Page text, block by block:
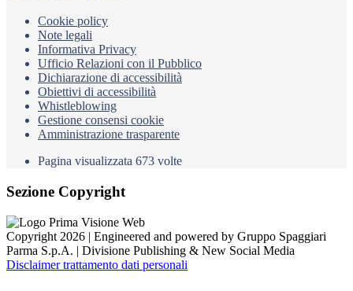
Cookie policy
Note legali
Informativa Privacy
Ufficio Relazioni con il Pubblico
Dichiarazione di accessibilità
Obiettivi di accessibilità
Whistleblowing
Gestione consensi cookie
Amministrazione trasparente
Pagina visualizzata 673 volte
Sezione Copyright
Copyright 2026 | Engineered and powered by Gruppo Spaggiari
Parma S.p.A. | Divisione Publishing & New Social Media
Disclaimer trattamento dati personali